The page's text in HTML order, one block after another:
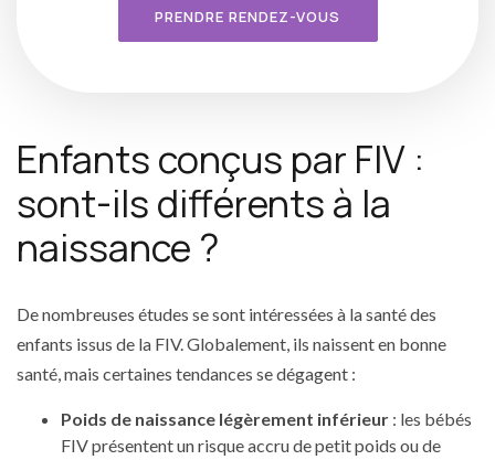
PRENDRE RENDEZ-VOUS
Enfants conçus par FIV :
sont-ils différents à la
naissance ?
De nombreuses études se sont intéressées à la santé des
enfants issus de la FIV. Globalement, ils naissent en bonne
santé, mais certaines tendances se dégagent :
Poids de naissance légèrement inférieur : les bébés
FIV présentent un risque accru de petit poids ou de